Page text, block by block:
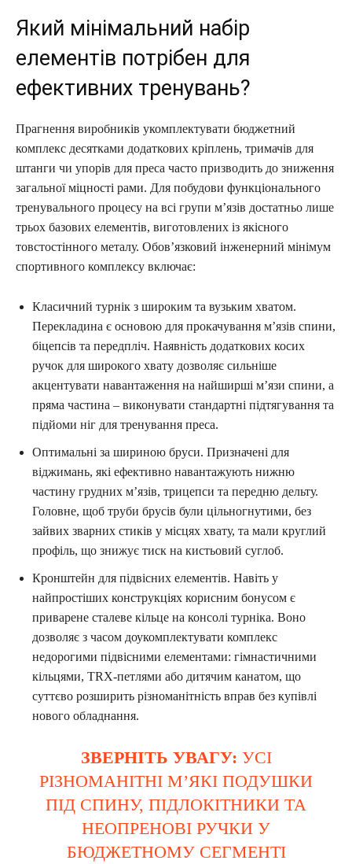
Який мінімальний набір
елементів потрібен для
ефективних тренувань?
Прагнення виробників укомплектувати бюджетний
комплекс десятками додаткових кріплень, тримачів для
штанги чи упорів для преса часто призводить до зниження
загальної міцності рами. Для побудови функціонального
тренувального процесу на всі групи м’язів достатньо лише
трьох базових елементів, виготовлених із якісного
товстостінного металу. Обов’язковий інженерний мінімум
спортивного комплексу включає:
Класичний турнік з широким та вузьким хватом.
Перекладина є основою для прокачування м’язів спини,
біцепсів та передпліч. Наявність додаткових косих
ручок для широкого хвату дозволяє сильніше
акцентувати навантаження на найширші м’язи спини, а
пряма частина – виконувати стандартні підтягування та
підйоми ніг для тренування преса.
Оптимальні за шириною бруси. Призначені для
віджимань, які ефективно навантажують нижню
частину грудних м’язів, трицепси та передню дельту.
Головне, щоб труби брусів були цільногнутими, без
зайвих зварних стиків у місцях хвату, та мали круглий
профіль, що знижує тиск на кистьовий суглоб.
Кронштейн для підвісних елементів. Навіть у
найпростіших конструкціях корисним бонусом є
приварене сталеве кільце на консолі турніка. Воно
дозволяє з часом доукомплектувати комплекс
недорогими підвісними елементами: гімнастичними
кільцями, TRX-петлями або дитячим канатом, що
суттєво розширить різноманітність вправ без купівлі
нового обладнання.
ЗВЕРНІТЬ УВАГУ: УСІ
РІЗНОМАНІТНІ М’ЯКІ ПОДУШКИ
ПІД СПИНУ, ПІДЛОКІТНИКИ ТА
НЕОПРЕНОВІ РУЧКИ У
БЮДЖЕТНОМУ СЕГМЕНТІ